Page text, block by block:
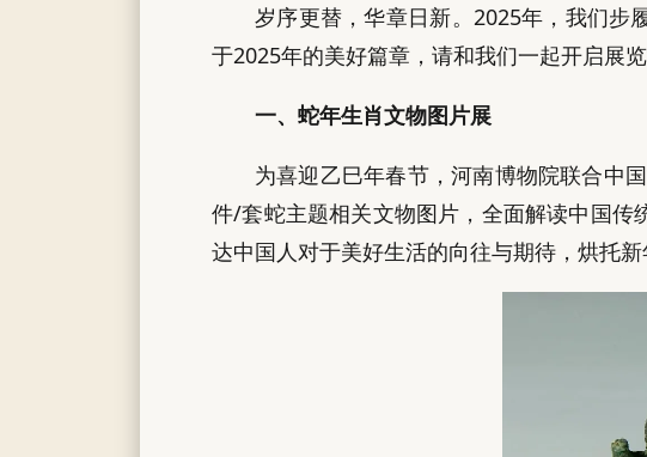
岁序更替，华章日新。2025年，我们步
于2025年的美好篇章，请和我们一起开启展览
一、蛇年生肖文物图片展
为喜迎乙巳年春节，河南博物院联合中
件/套蛇主题相关文物图片，全面解读中国传
达中国人对于美好生活的向往与期待，烘托